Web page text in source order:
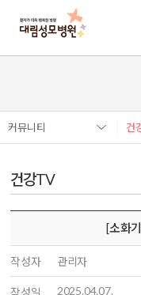
커뮤니티 건
건강TV
[소화
작성자 관리자
작성일 2025.04.07.